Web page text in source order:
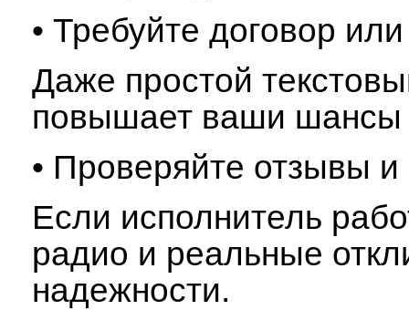
• Требуйте договор
Даже простой
повышает ваши шансы
• Проверяйте отзывы и
Если исполнитель
радио и реальные
надежности.